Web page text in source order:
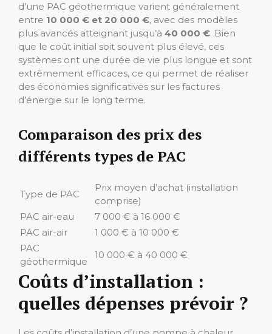
d’une PAC géothermique varient généralement
entre 10 000 € et 20 000 €, avec des modèles
plus avancés atteignant jusqu’à 40 000 €. Bien
que le coût initial soit souvent plus élevé, ces
systèmes ont une durée de vie plus longue et sont
extrêmement efficaces, ce qui permet de réaliser
des économies significatives sur les factures
d’énergie sur le long terme.
Comparaison des prix des
différents types de PAC
Type de PAC
Prix moyen d’achat (installation
comprise)
PAC air-eau
7 000 € à 16 000 €
PAC air-air
1 000 € à 10 000 €
PAC
géothermique
10 000 € à 40 000 €
Coûts d’installation :
quelles dépenses prévoir ?